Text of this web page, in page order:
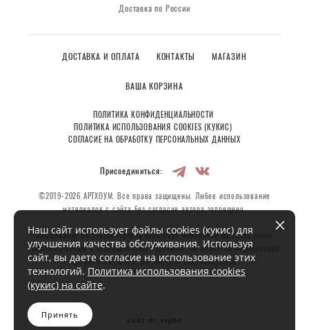
Доставка по России
ДОСТАВКА И ОПЛАТА КОНТАКТЫ МАГАЗИН
ВАША КОРЗИНА
ПОЛИТИКА КОНФИДЕНЦИАЛЬНОСТИ
ПОЛИТИКА ИСПОЛЬЗОВАНИЯ COOKIES (КУКИС)
СОГЛАСИЕ НА ОБРАБОТКУ ПЕРСОНАЛЬНЫХ ДАННЫХ
Присоединиться:
©2019-2026 АРТХОУМ. Все права защищены. Любое использование
материалов с сайта без согласия автора запрещено.
Информация об эзотерических свойствах минералов на сайте носит
информационный и познавательный характер, не является медицинской,
профессиональной или научной рекомендацией.
Наш сайт использует файлы cookies (кукис) для
улучшения качества обслуживания. Используя
сайт, вы даете согласие на использование этих
технологий. Политика использования cookies
(кукис) на сайте.
Принять